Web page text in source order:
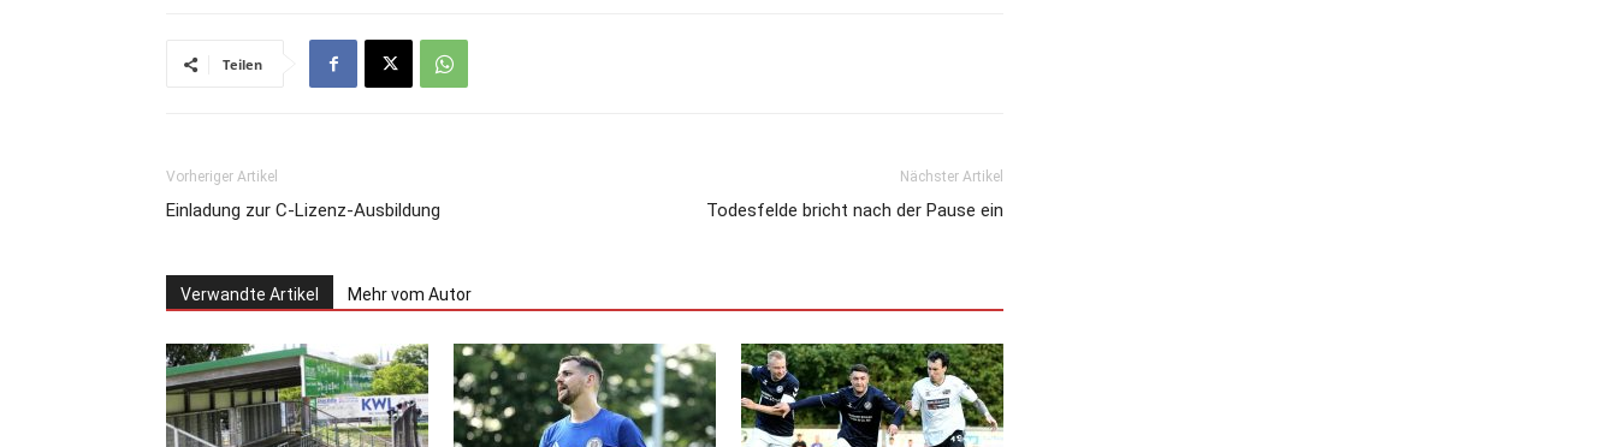
Teilen
Vorheriger Artikel
Einladung zur C-Lizenz-Ausbildung
Nächster Artikel
Todesfelde bricht nach der Pause ein
Verwandte Artikel Mehr vom Autor